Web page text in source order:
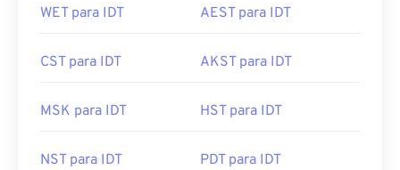
WET para IDT AEST para IDT
CST para IDT AKST para IDT
MSK para IDT HST para IDT
NST para IDT PDT para IDT